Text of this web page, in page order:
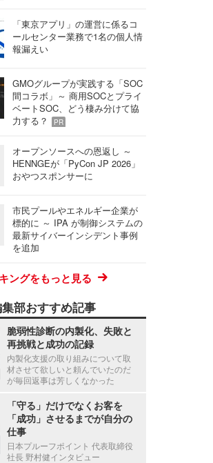
「東京アプリ」の運営に係るコ
ールセンター業務で1名の個人情
報漏えい
GMOグループが実践する「SOC
間コラボ」～ 商用SOCとプライ
ベートSOC、どう棲み分けて協
力する？
PR
オープンソースへの恩返し ～
HENNGEが「PyCon JP 2026」
おやつスポンサーに
市民プールやエネルギー企業が
標的に ～ IPA が制御システムの
最新サイバーインシデント事例
を追加
ングをもっと見る
部おすすめ記事
脆弱性診断の内製化、失敗と
再挑戦と成功の記録
内製化支援の取り組みについて取
材させて欲しいと頼んでいたのだ
が毎回返事は芳しくなかった
「守る」だけでなくお客を
「成功」させるまでが自分の
仕事
日本プルーフポイント 代表取締役
社長 野村健インタビュー